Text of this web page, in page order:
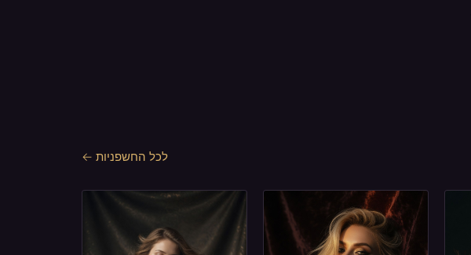
לכל החשפניות ←